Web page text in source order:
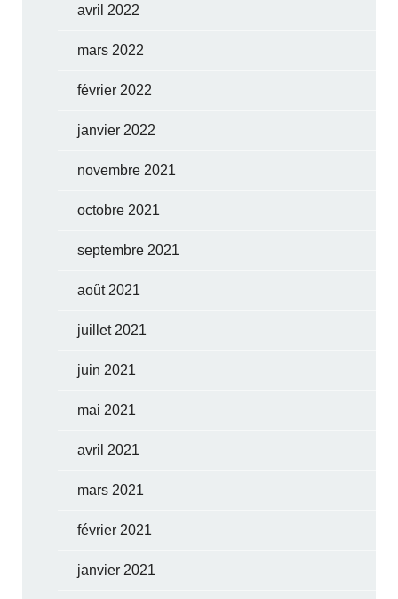
avril 2022
mars 2022
février 2022
janvier 2022
novembre 2021
octobre 2021
septembre 2021
août 2021
juillet 2021
juin 2021
mai 2021
avril 2021
mars 2021
février 2021
janvier 2021